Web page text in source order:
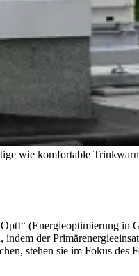
wie komfortable
(Energieoptimierung in
der
stehen sie im Fokus des